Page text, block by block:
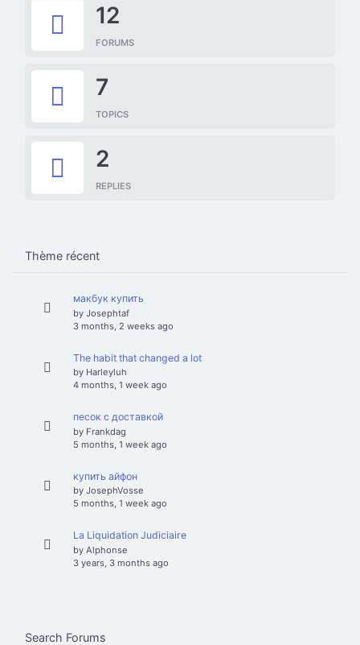
12
FORUMS
7
TOPICS
2
REPLIES
Thème récent
макбук купить
by Josephtaf
3 months, 2 weeks ago
The habit that changed a lot
by Harleyluh
4 months, 1 week ago
песок с доставкой
by Frankdag
5 months, 1 week ago
купить айфон
by JosephVosse
5 months, 1 week ago
La Liquidation Judiciaire
by Alphonse
3 years, 3 months ago
Search Forums